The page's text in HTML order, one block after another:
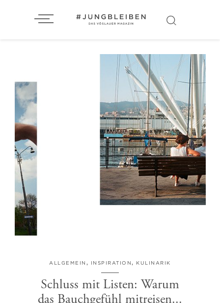
ALLGEMEIN , INSPIRATION, KULINARIK
Schluss mit Listen: Warum
das Bauchgefühl mitreisen...